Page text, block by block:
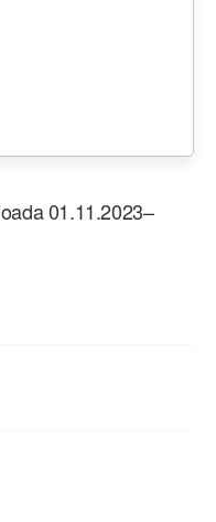
01.11.2023–